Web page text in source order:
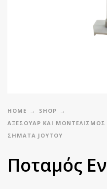
HOME
SHOP
ΑΞΕΣΟΥΑΡ ΚΑΙ ΜΟΝΤΕΛΙΣΜΟΣ
ΣΉΜΑΤΑ JOYTOY
Ποταμός